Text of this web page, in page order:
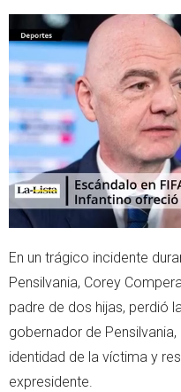
i
t
t
e
r
a
t
s
a
p
p
En un trágico incidente
Pensilvania, Corey
padre de dos hijas, perdió
gobernador de
identidad de la víctima y
expresidente.